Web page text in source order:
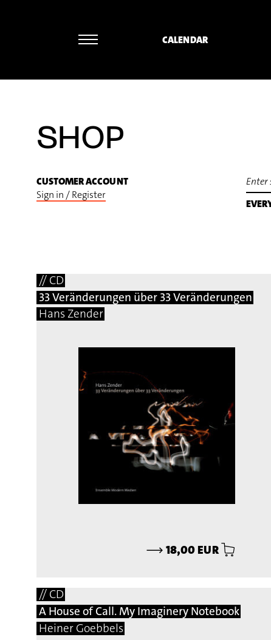
CALENDAR
SHOP
CUSTOMER ACCOUNT
Sign in / Register
// CD
33 Veränderungen über 33 Veränderungen
Hans Zender
⟶ 18,00 EUR
// CD
A House of Call. My Imaginery Notebook
Heiner Goebbels